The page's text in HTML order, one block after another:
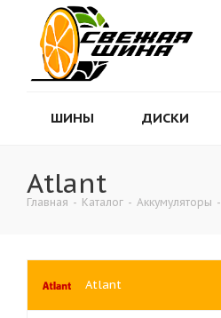
ШИНЫ ДИСКИ
Atlant
Главная - Каталог - Аккумуляторы -
Atlant